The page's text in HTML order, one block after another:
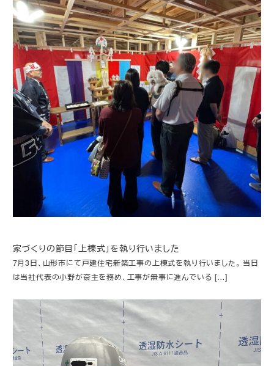
家づくりの節目「上棟式」を執り行いました
7月3日、山形市にて戸建住宅新築工事の上棟式を執り行いました。 当日
は当社代表の小野が斎主を務め、工事が無事に進んでいる […]